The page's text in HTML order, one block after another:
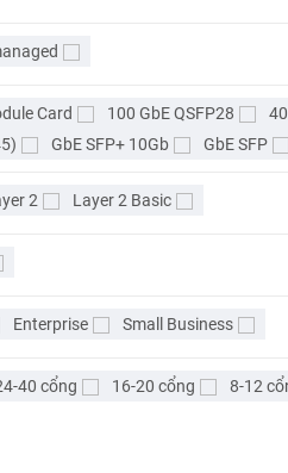
Card 100 GbE QSFP28
GbE SFP+ 10Gb GbE SFP
2 Layer 2 Basic
Enterprise Small Business
40 cổng 16-20 cổng
8-12